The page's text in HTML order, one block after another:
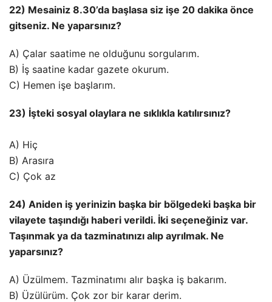
22) Mesainiz 8.30’da başlasa siz işe 20 dakika önce
gitseniz. Ne yaparsınız?
A) Çalar saatime ne olduğunu sorgularım.
B) İş saatine kadar gazete okurum.
C) Hemen işe başlarım.
23) İşteki sosyal olaylara ne sıklıkla katılırsınız?
A) Hiç
B) Arasıra
C) Çok az
24) Aniden iş yerinizin başka bir bölgedeki başka bir
vilayete taşındığı haberi verildi. İki seçeneğiniz var.
Taşınmak ya da tazminatınızı alıp ayrılmak. Ne
yaparsınız?
A) Üzülmem. Tazminatımı alır başka iş bakarım.
B) Üzülürüm. Çok zor bir karar derim.